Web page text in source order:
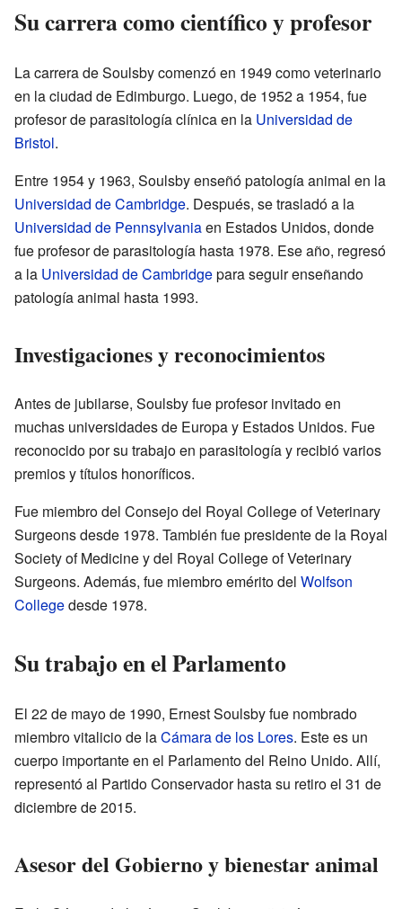
Su carrera como científico y profesor
La carrera de Soulsby comenzó en 1949 como veterinario
en la ciudad de Edimburgo. Luego, de 1952 a 1954, fue
profesor de parasitología clínica en la Universidad de
Bristol.
Entre 1954 y 1963, Soulsby enseñó patología animal en la
Universidad de Cambridge. Después, se trasladó a la
Universidad de Pennsylvaniaen Estados Unidos, donde
fue profesor de parasitología hasta 1978. Ese año, regresó
a la Universidad de Cambridgepara seguir enseñando
patología animal hasta 1993.
Investigaciones y reconocimientos
Antes de jubilarse, Soulsby fue profesor invitado en
muchas universidades de Europa y Estados Unidos. Fue
reconocido por su trabajo en parasitología y recibió varios
premios y títulos honoríficos.
Fue miembro del Consejo del Royal College of Veterinary
Surgeons desde 1978. También fue presidente de la Royal
Society of Medicine y del Royal College of Veterinary
Surgeons. Además, fue miembro emérito del Wolfson
Collegedesde 1978.
Su trabajo en el Parlamento
El 22 de mayo de 1990, Ernest Soulsby fue nombrado
miembro vitalicio de laCámara de los Lores. Este es un
cuerpo importante en el Parlamento del Reino Unido. Allí,
representó al Partido Conservador hasta su retiro el 31 de
diciembre de 2015.
Asesor del Gobierno y bienestar animal